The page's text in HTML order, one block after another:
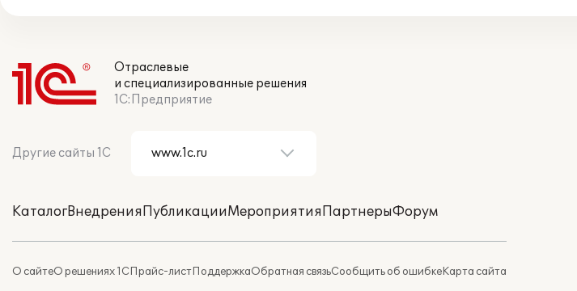
Отраслевые
и специализированные решения
1С:Предприятие
Другие сайты 1С
КаталогВнедренияПубликацииМероприятияПартнерыФорум
О сайтеО решениях 1СПрайс-листПоддержкаОбратная связьСообщить об ошибкеКарта сайта